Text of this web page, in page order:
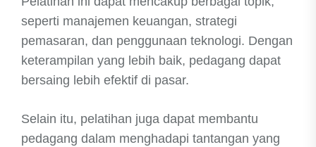
seperti manajemen keuangan, strategi
pemasaran, dan penggunaan teknologi. Dengan
keterampilan yang lebih baik, pedagang dapat
bersaing lebih efektif di pasar.
Selain itu, pelatihan juga dapat membantu
pedagang dalam menghadapi tantangan yang